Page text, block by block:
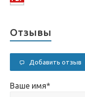
Отзывы
Добавить отзыв
Ваше имя*